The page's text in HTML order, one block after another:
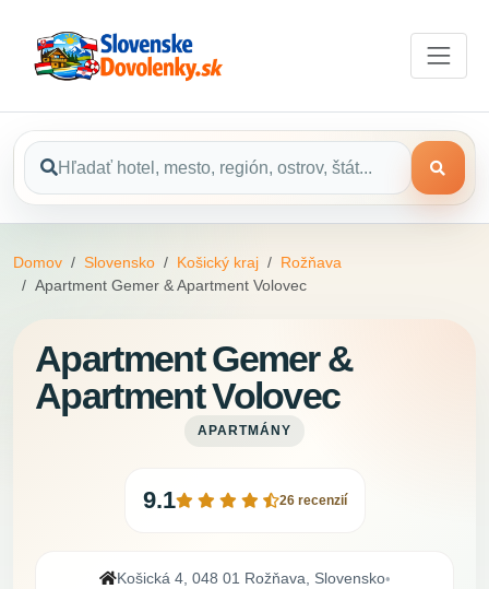
Domov Slovensko Košický kraj
Rožňava
Apartment Gemer & Apartment Volovec
Apartment Gemer &
Apartment Volovec
APARTMÁNY
9.1 26 recenzií
Košická 4, 048 01 Rožňava, Slovensko•